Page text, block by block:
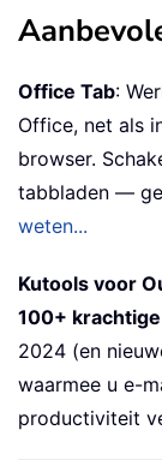
Office Tab:
Office, net als
browser.
tabbladen —
weten...
Kutools voor
100+
2024 (en
waarmee u e-
productiviteit